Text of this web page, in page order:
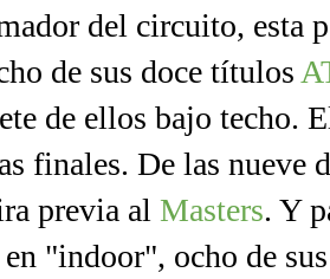
del circuito, esta
de sus doce títulos
de ellos bajo techo.
finales. De las nueve
previa al Masters. Y
"indoor", ocho de